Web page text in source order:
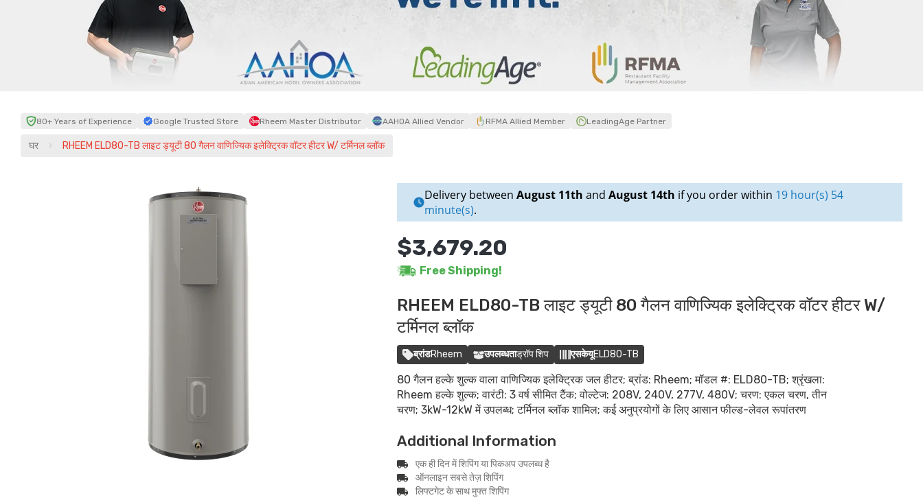
80+ Years of Experience Google Trusted Store Rheem Master Distributor AAHOA Allied Vendor RFMA Allied Member LeadingAge Partner
घर RHEEM ELD80-TB लाइट ड्यूटी 80 गैलन वाणिज्यिक इलेक्ट्रिक वॉटर हीटर W/ टर्मिनल ब्लॉक
Delivery between August 11th and August 14th if you order within 19 hour(s) 54
minute(s).
$3,679.20
Free Shipping!
RHEEM ELD80-TB लाइट ड्यूटी 80 गैलन वाणिज्यिक इलेक्ट्रिक वॉटर हीटर W/
टर्मिनल ब्लॉक
ब्रांडRheem उपलब्धताड्रॉप शिप एसकेयूELD80-TB
80 गैलन हल्के शुल्क वाला वाणिज्यिक इलेक्ट्रिक जल हीटर; ब्रांड: Rheem; मॉडल #: ELD80-TB; श्रृंखला:
Rheem हल्के शुल्क; वारंटी: 3 वर्ष सीमित टैंक; वोल्टेज: 208V, 240V, 277V, 480V; चरण: एकल चरण, तीन
चरण; 3kW-12kW में उपलब्ध; टर्मिनल ब्लॉक शामिल; कई अनुप्रयोगों के लिए आसान फील्ड-लेवल रूपांतरण
Additional Information
एक ही दिन में शिपिंग या पिकअप उपलब्ध है
ऑनलाइन सबसे तेज़ शिपिंग
लिफ्टगेट के साथ मुफ्त शिपिंग